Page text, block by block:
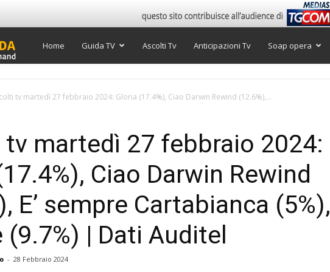
Super
Home Guida TV Ascolti Tv Anticipazioni Tv Soap opera
tv martedì 27 febbraio 2024: Gloria (17.4%), Ciao Darwin Rewind (12.6%),...
martedì 27 febbraio 2024:
Ciao Darwin Rewind
E’ sempre Cartabianca (5%),
(9.7%) | Dati Auditel
- 28 Febbraio 2024